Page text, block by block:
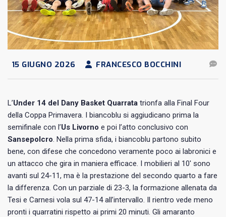
15 GIUGNO 2026 FRANCESCO BOCCHINI
L’Under 14 del Dany Basket Quarrata trionfa alla Final Four
della Coppa Primavera. I biancoblu si aggiudicano prima la
semifinale con l’Us Livorno e poi l’atto conclusivo con
Sansepolcro. Nella prima sfida, i biancoblu partono subito
bene, con difese che concedono veramente poco ai labronici e
un attacco che gira in maniera efficace. I mobilieri al 10′ sono
avanti sul 24-11, ma è la prestazione del secondo quarto a fare
la differenza. Con un parziale di 23-3, la formazione allenata da
Tesi e Carnesi vola sul 47-14 all’intervallo. Il rientro vede meno
pronti i quarratini rispetto ai primi 20 minuti. Gli amaranto